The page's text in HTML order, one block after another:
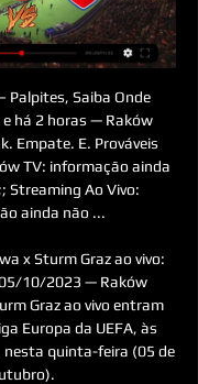
Palpites, Saiba Onde
há 2 horas — Raków
Empate. E. Prováveis
TV: informação ainda
Streaming Ao Vivo:
ainda não ...
x Sturm Graz ao vivo:
10/2023 — Raków
Graz ao vivo entram
Europa da UEFA, às
nesta quinta-feira (05 de